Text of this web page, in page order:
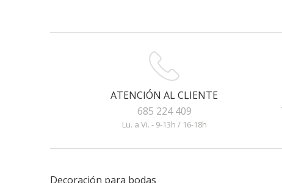
ATENCIÓN AL CLIENTE
685 224 409
Lu. a Vi. - 9-13h / 16-18h
Decoración para bodas